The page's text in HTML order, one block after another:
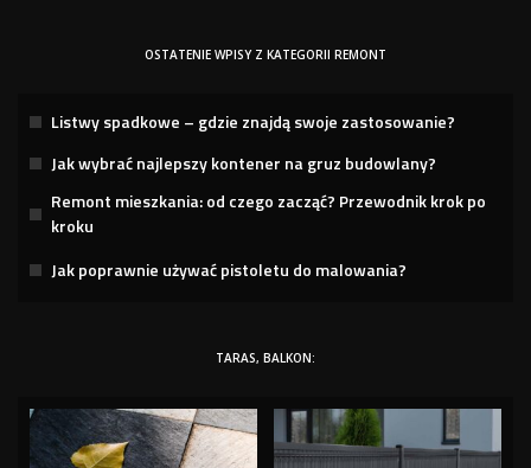
OSTATENIE WPISY Z KATEGORII REMONT
Listwy spadkowe – gdzie znajdą swoje zastosowanie?
Jak wybrać najlepszy kontener na gruz budowlany?
Remont mieszkania: od czego zacząć? Przewodnik krok po
kroku
Jak poprawnie używać pistoletu do malowania?
TARAS, BALKON: